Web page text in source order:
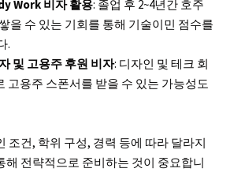
Work 비자 활용: 졸업 후 2~4년간 호주
을 수 있는 기회를 통해 기술이민 점수를
.
및 고용주 후원 비자: 디자인 및 테크 회
고용주 스폰서를 받을 수 있는 가능성도
조건, 학위 구성, 경력 등에 따라 달라지
해 전략적으로 준비하는 것이 중요합니